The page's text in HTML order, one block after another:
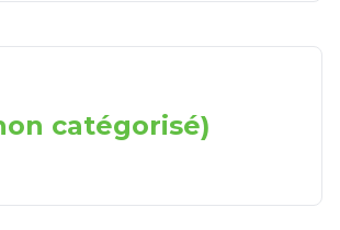
catégorisé)